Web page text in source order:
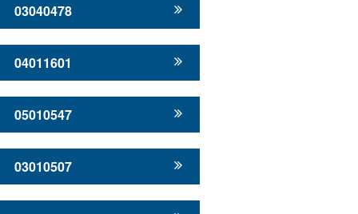
03040478
04011601
05010547
03010507